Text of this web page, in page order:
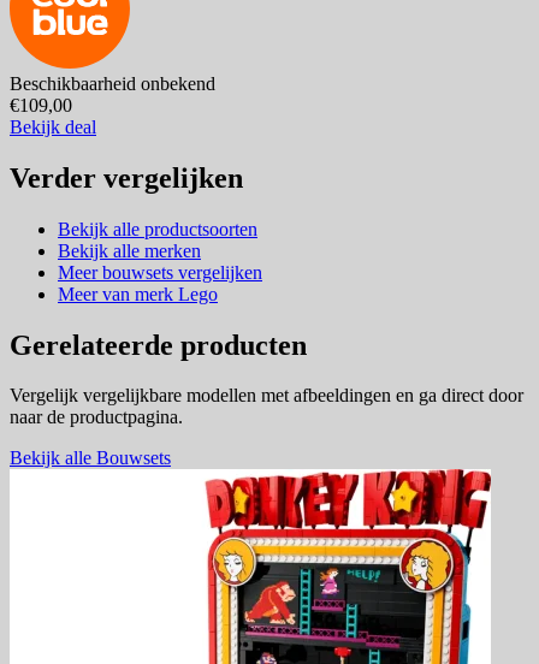
Beschikbaarheid onbekend
€109,00
Bekijk deal
Verder vergelijken
Bekijk alle productsoorten
Bekijk alle merken
Meer bouwsets vergelijken
Meer van merk Lego
Gerelateerde producten
Vergelijk vergelijkbare modellen met afbeeldingen en ga direct door
naar de productpagina.
Bekijk alle Bouwsets